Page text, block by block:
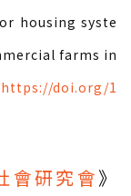
housing syste
farms in
https://doi.org/1
會研究會》